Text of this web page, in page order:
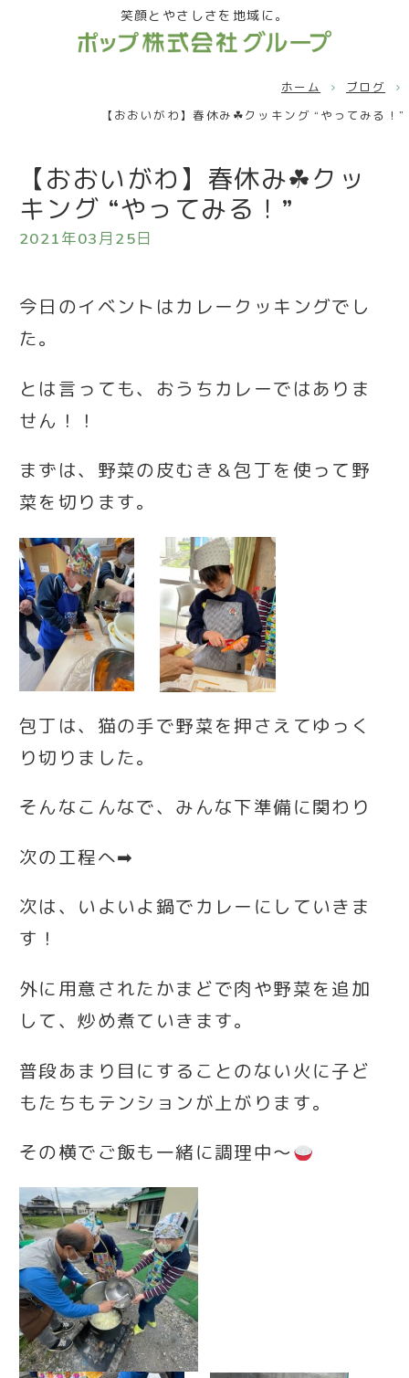
笑顔とやさしさを地域に。
ホーム
ブログ
【おおいがわ】春休み☘クッキング “やってみる！”
【おおいがわ】春休み☘クッ
キング “やってみる！”
2021年03月25日
今日のイベントはカレークッキングでし
た。
とは言っても、おうちカレーではありま
せん！！
まずは、野菜の皮むき＆包丁を使って野
菜を切ります。
包丁は、猫の手で野菜を押さえてゆっく
り切りました。
そんなこんなで、みんな下準備に関わり
次の工程へ➡
次は、いよいよ鍋でカレーにしていきま
す！
外に用意されたかまどで肉や野菜を追加
して、炒め煮ていきます。
普段あまり目にすることのない火に子ど
もたちもテンションが上がります。
その横でご飯も一緒に調理中～